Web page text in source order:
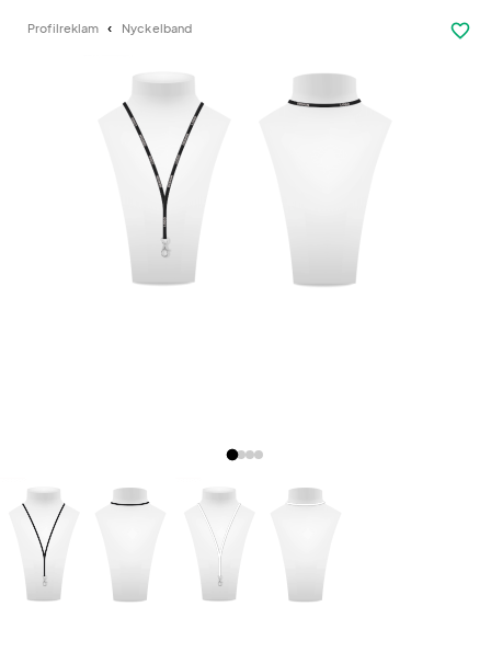
Profilreklam Nyckelband favorite_border